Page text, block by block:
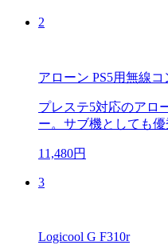
2
アローン PS5用無線
プレステ5対応のアロ
ー。サブ機としても優
11,480円
3
Logicool G F310r